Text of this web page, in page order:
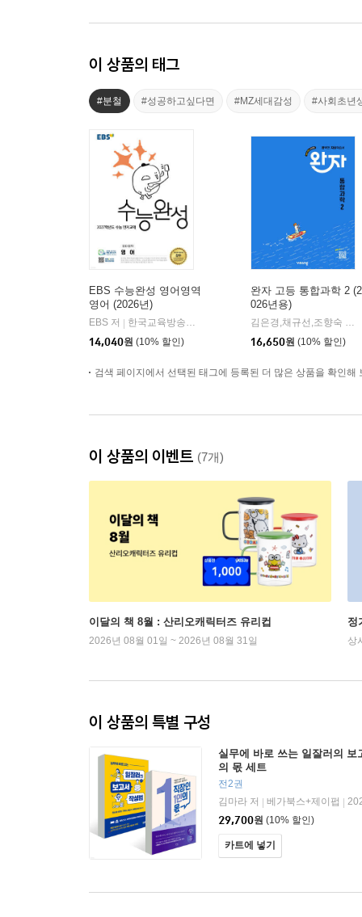
이 상품의 태그
#분철 #성공하고싶다면 #MZ세대감성 #사회초년
EBS 수능완성 영어영역
영어 (2026년)
EBS 저
한국교육방송공사
14,040원 (10% 할인)
완자 고등 통합과학 2 (2
026년용)
김은경,채규선,조향숙 등저
16,650원 (10% 할인)
검색 페이지에서 선택된 태그에 등록된 더 많은 상품을 확인해
이 상품의 이벤트 (7개)
이달의 책 8월 : 산리오캐릭터즈 유리컵
2026년 08월 01일 ~ 2026년 08월 31일
정
상
이 상품의 특별 구성
실무에 바로 쓰는 일잘러의 보
의 몫 세트
전2권
김마라 저
베가북스+제이펍
29,700원 (10% 할인)
카트에 넣기